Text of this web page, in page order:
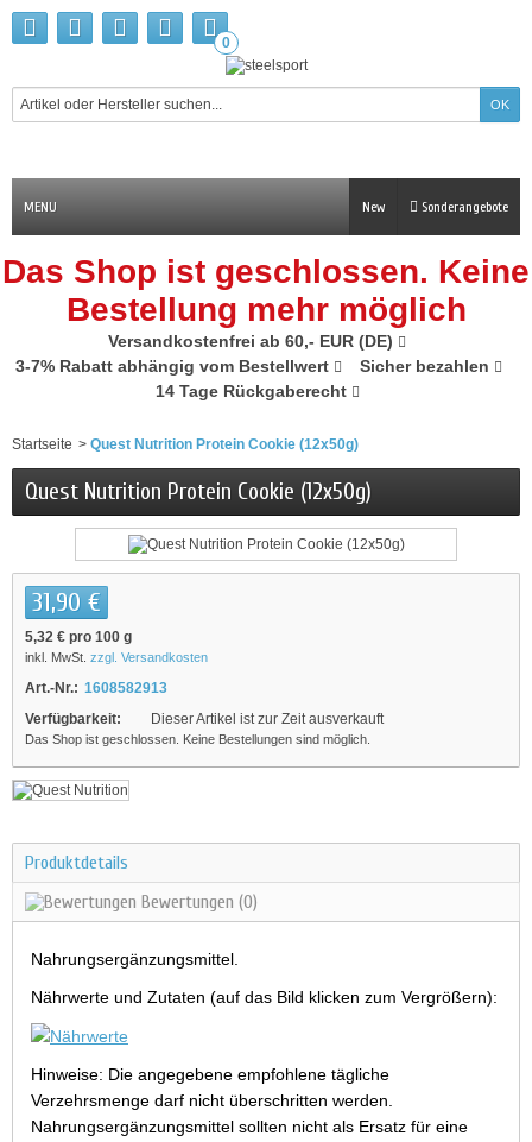
0
MENU Sonderangebote
New
Das Shop ist geschlossen. Keine
Bestellung mehr möglich
Versandkostenfrei ab 60,- EUR (DE)
3-7% Rabatt abhängig vom Bestellwert
Sicher bezahlen
14 Tage Rückgaberecht
Startseite > Quest Nutrition Protein Cookie (12x50g)
Quest Nutrition Protein Cookie (12x50g)
31,90 €
5,32 € pro 100 g
inkl. MwSt. zzgl. Versandkosten
Art.-Nr.: 1608582913
Verfügbarkeit:
Dieser Artikel ist zur Zeit ausverkauft
Das Shop ist geschlossen. Keine Bestellungen sind möglich.
Produktdetails
Bewertungen (0)
Nahrungsergänzungsmittel.
Nährwerte und Zutaten (auf das Bild klicken zum Vergrößern):
Hinweise: Die angegebene empfohlene tägliche
Verzehrsmenge darf nicht überschritten werden.
Nahrungsergänzungsmittel sollten nicht als Ersatz für eine